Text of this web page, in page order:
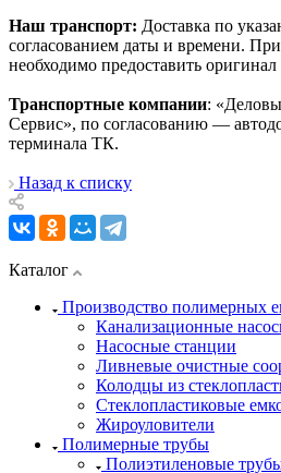
Наш транспорт: Доставка по
согласованием даты и времени.
необходимо предоставить
Транспортные компании:
Сервис», по согласованию —
терминала ТК.
Назад к списку
Каталог
Производство полимерных
Канализационные
Насосные станции
Ливневые очистные
Колодцы из
Стеклопластиковые
Жироуловители
Полимерные трубы
Полиэтиленовые